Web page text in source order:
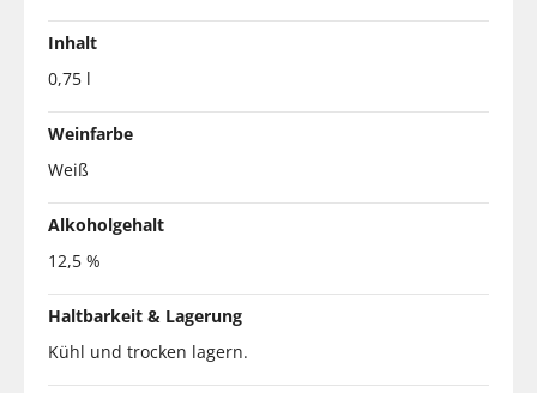
Inhalt
0,75 l
Weinfarbe
Weiß
Alkoholgehalt
12,5 %
Haltbarkeit & Lagerung
Kühl und trocken lagern.